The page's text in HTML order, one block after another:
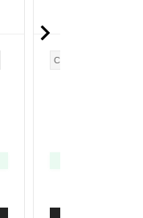
CIOCCOLATO
